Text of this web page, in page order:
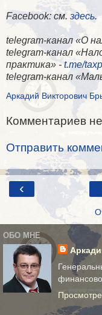
Facebook: см. здесь.
telegram-канал «О
telegram-канал
практика» -t.me/
telegram-канал
Аркадий Викторович
Комментариев
Отправить
‹
ОБО МНЕ